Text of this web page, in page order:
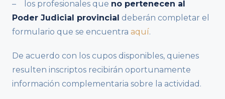
– los profesionales que no pertenecen al
Poder Judicial provincial deberán completar el
formulario que se encuentra aquí.
De acuerdo con los cupos disponibles, quienes
resulten inscriptos recibirán oportunamente
información complementaria sobre la actividad.